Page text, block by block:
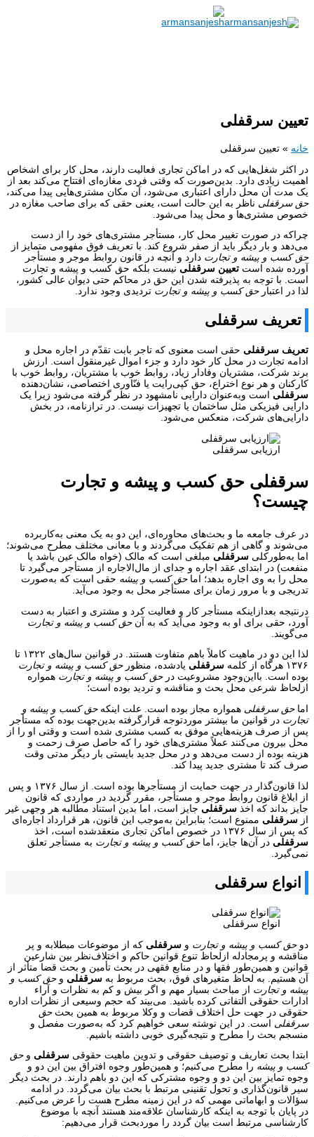
محتوا
تعیین سرقفلی
خانه » تعیین سرقفلی
در اکثر شغل‌هایی که در اماکن تجاری فعالیت دارند، محل کار برای اشخاص
اهمیت زیادی دارد. بدین‌صورت که وقتی فردی مغازه‌ای افتتاح می‌کند بعد از
یک مدت آن محل دارای اعتباری می‌شود، آن مکان مشتری‌هایی پیدا می‌کند،
حق سرقفلی ناظر به این حالت است، یعنی حقی که برای صاحب مغازه در
خصوص مشتری‌ها و محل پیدا می‌شود.
چراکه در صورت تغییر محل کار، مستأجر مشتری‌های خود را از دست
می‌دهد و بار دیگر باید از صفر شروع کند. با تعریف فوق مفهومی متمایز از
حق کسب و پیشه و تجارت دارد و آنچه در قانون روابط موجر و مستأجر
آورده شده است تعیین سرقفلی نیست بلکه حق کسب و پیشه و تجارت
است. با توجه به پذیرفته شدن این حق در محاکم حتی دیوان عالی کشور،
لذا در اعتبارحق کسب و پیشه و تجارت تردیدی وجود ندارد.
تعریف سرقفلی
تعریف سرقفلی حقی است معنوی که تاجر بابت تقدّم در اجاره محل و
ادامه تجارت در محل کار خود دارد و جزء اموال غیرمنقول است. ارزش
برند شرکت، مشتریان وفادار زیاد، روابط خوب با مشتریان، روابط خوب با
کارکنان و هر نوع اختراع، حق کپی‌رایت یا فنّاوری اختصاصی، نشان‌دهنده
سرقفلی
است وبه‌عنوان دارایی نامشهود در نظر گرفته می‌شود زیرا یک
دارایی فیزیکی مثل ساختمان یا تجهیزات نیست. در ترازنامه، در بخش
دارایی‌های شرکت، منعکس می‌شود.
ارزیابی سرقفلی
سرقفلی حق کسب و پیشه و تجارت
چیست؟
در عرف جامعه ما و بحث‌های محاوره‌ای، این دو به یک معنی به‌کاربرده
می‌شوند و گاهی از هم تفکیک می‌گردند و با معانی مختلف مطرح می‌شوند؛
اما به‌طورکلی سرقفلی مبلغی است که مالک (خواه مالک عین باشد یا
منفعت) در ابتدای عقد اجاره و جدای از مال‌الاجاره از مستأجر می‌گیرد تا
محل را به وی اجاره بدهد؛ اماحق کسب و پیشه حقی است که به‌صورت
تدریجی و با مرور زمان برای مستأجر محل به وجود می‌آید.
درنتیجه بعدازاینکه مستأجر کار و فعالیت کرد و مشتری و اعتبار به دست
آورد، حقی برای او به وجود می‌آید که به آنحق کسب و پیشه و تجارت
می‌گویند.
لذا این دو در ماهیت کاملاً باهم متفاوت هستند. در قوانین سال‌های ۱۳۲۲ تا
۱۳۷۶ هرگاه از کلمه
سرقفلی یادشده، منظورحق کسب و پیشه و تجارت
بوده است. بااین‌وجود مشروعیت درحق کسب و پیشه و تجارت همواره
ازلحاظ شرعی محل بحث و مناقشه و تردید بوده است؛
اماحق سرقفلی همواره مجاز بوده است. علت اینکهحق کسب و پیشه و
تجارت در قوانین ما بیشتر موردتوجه قرارگرفته بدین‌جهت بوده که مستأجر
پس از صرف هزینه‌هایی موفق به کسب مشتری شده است و وقتی او را از
محل بیرون می‌کنند عملاً مشتری‌های خود را که حاصل صرف زحمت و
هزینه بوده از دست می‌دهد و در محل جدید بایستی بار دیگر مدتی وقت
صرف کند تا مشتری جدید پیدا کند.
لذا قانون‌گذار در جهت حمایت از مستأجرها بوده است. از سال ۱۳۷۶ و پس
از ابلاغ قانون روابط موجر و مستأجر، مقرر گردید در مواردی که قانون
جایز بداند که اخذ سرقفلی جایز است، اما بدین استناد مطالبه هر وجهی غیر
از سرقفلی ممنوع است؛ بنابراین به‌موجب این قانون، هر قرارداد اجاره‌ای
که پس از سال ۱۳۷۶ در خصوص اماکن تجاری منعقدشده است، اخذ
سرقفلی در آن‌ها جایز، اماحق کسب و پیشه و تجارت به مستأجر تعلق
نمی‌گیرد.
انواع سرقفلی
انواع سرقفلی
دوحق کسب و پیشه و تجارت و سرقفلی که از موضوعات مبطلابه و پر
مناقشه و پرمجادله ازلحاظ تنوع قوانین حاکم و اختلاف‌نظر بین شارعین
قوانین و همین‌طور فقها و در منابع فقهی در بحث تأمین و بحث قضا متأثر از
آن هستیم. به لحاظ متغیرهای فوق، بحث مربوط به سرقفلی وحق کسب و
پیشه و تجارت از مباحث بسیار مهم و اگر بیش و کم به نظرات و آراء
ادارات حقوقی التفاتی کرده باشید. می‌بیند که حجم وسیعی از نظرات اداره
حقوقی در جهت حل اختلاف قضات و وکلا مربوط به همین بحثحق
سرقفلی است. در این نوشته سعی خواهیم کرد که به‌صورت مفصل و
منسجم بحث را مطرح و نتیجه‌گیری خوبی داشته باشیم.
ابتدا بحث تعاریف و توصیف حقوقی و تدوین ماهیت حقوقی سرقفلی وحق
کسب و پیشه را مطرح می‌کنیم؛ و همین‌طور وجوه افتراق بین این دو و
وجوه تمایز بین این دو و وجوه مشترکی که این دو باهم دارند. در بحث دیگر
سیر قانون‌گذاری و تحول تقنینی مرتبط با بحث بیان می‌گردد. در ادامه
سؤالات و ابهاماتی مهمی که در این زمینه مطرح هست را عرض می‌کنیم.
در پایان با توجه به اینکه کارشناسان علاقه‌مند هستند آنچه با موضوع
کارشناسی مرتبط است بیان گردد را موردبحث قرار می‌دهیم: